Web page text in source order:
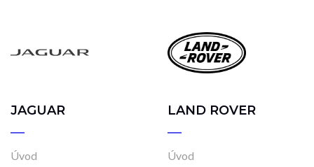
JAGUAR
Úvod
LAND ROVER
Úvod